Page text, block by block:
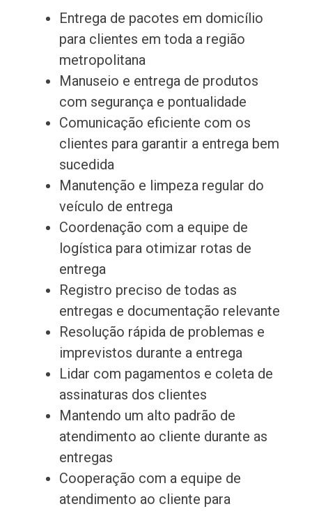
Entrega de pacotes em domicílio
para clientes em toda a região
metropolitana
Manuseio e entrega de produtos
com segurança e pontualidade
Comunicação eficiente com os
clientes para garantir a entrega bem
sucedida
Manutenção e limpeza regular do
veículo de entrega
Coordenação com a equipe de
logística para otimizar rotas de
entrega
Registro preciso de todas as
entregas e documentação relevante
Resolução rápida de problemas e
imprevistos durante a entrega
Lidar com pagamentos e coleta de
assinaturas dos clientes
Mantendo um alto padrão de
atendimento ao cliente durante as
entregas
Cooperação com a equipe de
atendimento ao cliente para